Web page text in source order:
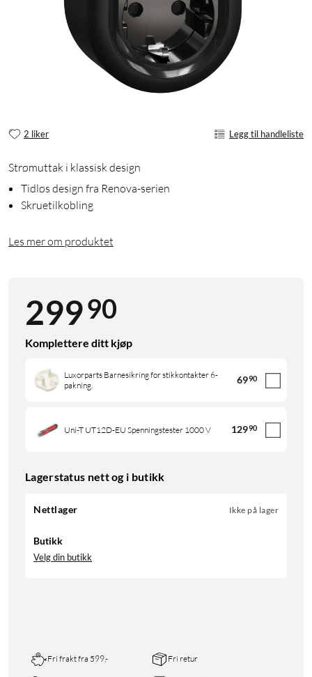
2 liker Legg til handleliste
Strømuttak i klassisk design
Tidløs design fra Renova-serien
Skruetilkobling
Les mer om produktet
29990
Komplettere ditt kjøp
Luxorparts Barnesikring for stikkontakter 6-
pakning.
6990
Uni-T UT12D-EU Spenningstester 1000 V 12990
Lagerstatus nett og i butikk
Nettlager Ikke på lager
Butikk
Velg din butikk
Fri frakt fra 599,- Fri retur